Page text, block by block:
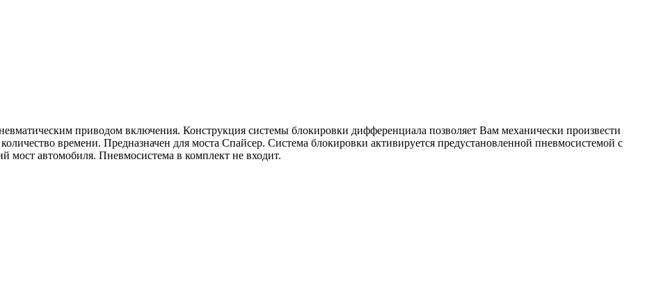
приводом включения. Конструкция системы блокировки дифференциала позволяет Вам механически произвести
времени. Предназначен для моста Спайсер. Система блокировки активируется предустановленной пневмосистемой с
мост автомобиля. Пневмосистема в комплект не входит.